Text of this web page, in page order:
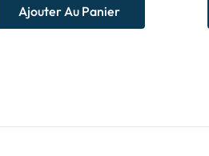
Ajouter Au Panier